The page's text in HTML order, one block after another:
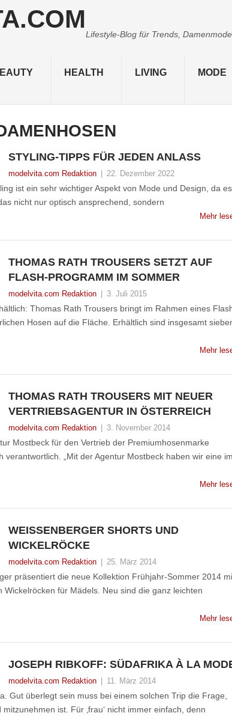
Lifestyle-Blog für Trends,
HEALTH LIVING MODE
STYLING-TIPPS FÜR JEDEN ANLASS
modelvita.com Redaktion 22. Dezember 2022
ist ein sehr wichtiger Aspekt von Mode und Design, da es
nicht nur optisch ansprechend, sondern
Mehr
THOMAS RATH TROUSERS SETZT AUF
FLASH-PROGRAMM IM SOMMER
modelvita.com Redaktion 3. Juli 2015
Thomas Rath Trousers bringt im Rahmen eines
Hosen auf die Fläche. Erhältlich sind insgesamt
Mehr
THOMAS RATH TROUSERS MIT NEUER
VERTRIEBSAGENTUR IN ÖSTERREICH
modelvita.com Redaktion 3. November 2014
Mostbeck für den Vertrieb der Premiumhosenmarke
verantwortlich. „Mit der Agentur Mostbeck haben wir eine im
Mehr
WEISSENBERGER SHORTS UND W
ICKELRÖCKE
modelvita.com Redaktion 25. März 2014
präsentiert die neue Kollektion Frühjahr-Sommer 2014
für Mädels. Neu sind die ganz leichten
Mehr
JOSEPH RIBKOFF: SÜDAFRIKA À LA
modelvita.com Redaktion 11. März 2014
Gut überlegt sein muss bei einem solchen Trip die Frage,
ist. Für ‚frau‘ nicht immer einfach, denn